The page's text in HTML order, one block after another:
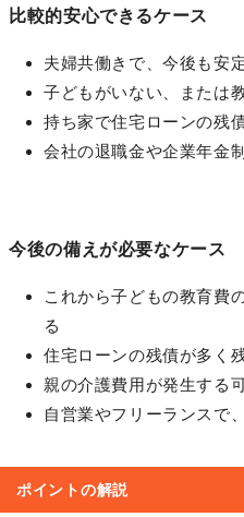
比較的安心できるケース
夫婦共働きで、今後も安
子どもがいない、または
持ち家で住宅ローンの残
会社の退職金や企業年金
今後の備えが必要なケース
これから子どもの教育費
る
住宅ローンの残債が多く
親の介護費用が発生する
自営業やフリーランスで
ポイントの解説